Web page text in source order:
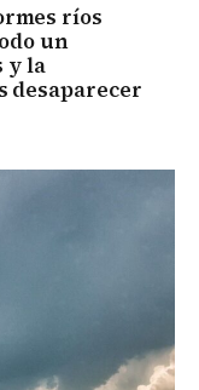
ríos
un
y la
desaparecer